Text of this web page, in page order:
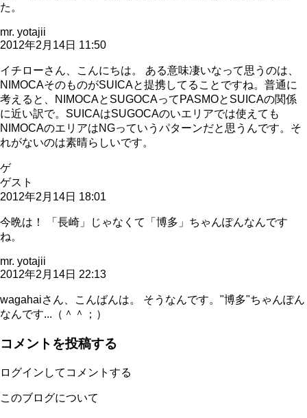
た。
mr. yotajii
2012年2月14日 11:50
イチローさん、こんにちは。 ある意味凄いなって思うのは、
NIMOCAそのものがSUICAと提携してることですね。普通に
考えると、NIMOCAとSUGOCAってPASMOとSUICAの関係
に近い訳で。SUICAはSUGOCAのいエリアでは使えても
NIMOCAのエリアはNGっていうパターンだと思うんです。そ
れがないのは素晴らしいです。
ゲ
ゲスト
2012年2月14日 18:01
今晩は！ 「長崎」じゃなくて「博多」ちゃんぽんなんです
ね。
mr. yotajii
2012年2月14日 22:13
wagahaiさん、こんばんは。 そうなんです。"博多"ちゃんぽん
なんです...（＾＾；）
コメントを投稿する
ログインしてコメントする
このブログについて